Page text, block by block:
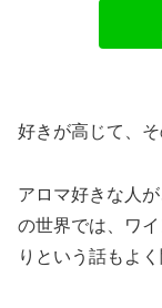
好きが高じて、
アロマ好きな人
の世界では、ワ
りという話もよく